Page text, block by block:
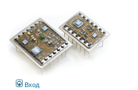
Вход